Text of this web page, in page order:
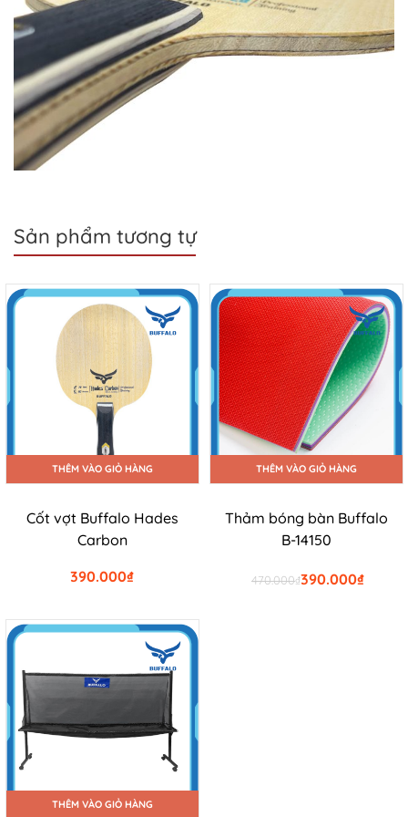
Sản phẩm tương tự
THÊM VÀO GIỎ HÀNG
Cốt vợt Buffalo Hades
Carbon
₫
390.000
Sale
THÊM VÀO GIỎ HÀNG
Thảm bóng bàn Buffalo
B-14150
₫
470.000 ₫
390.000
THÊM VÀO GIỎ HÀNG